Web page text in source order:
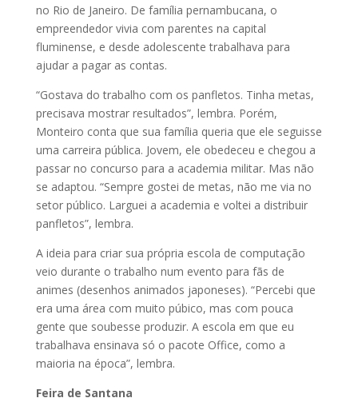
no Rio de Janeiro. De família pernambucana, o
empreendedor vivia com parentes na capital
fluminense, e desde adolescente trabalhava para
ajudar a pagar as contas.
“Gostava do trabalho com os panfletos. Tinha metas,
precisava mostrar resultados”, lembra. Porém,
Monteiro conta que sua família queria que ele seguisse
uma carreira pública. Jovem, ele obedeceu e chegou a
passar no concurso para a academia militar. Mas não
se adaptou. “Sempre gostei de metas, não me via no
setor público. Larguei a academia e voltei a distribuir
panfletos”, lembra.
A ideia para criar sua própria escola de computação
veio durante o trabalho num evento para fãs de
animes (desenhos animados japoneses). “Percebi que
era uma área com muito púbico, mas com pouca
gente que soubesse produzir. A escola em que eu
trabalhava ensinava só o pacote Office, como a
maioria na época”, lembra.
Feira de Santana